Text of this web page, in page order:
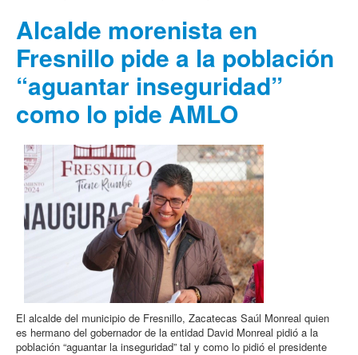
Alcalde morenista en
Fresnillo pide a la población
“aguantar inseguridad”
como lo pide AMLO
El alcalde del municipio de Fresnillo, Zacatecas Saúl Monreal quien
es hermano del gobernador de la entidad David Monreal pidió a la
población “aguantar la inseguridad” tal y como lo pidió el presidente